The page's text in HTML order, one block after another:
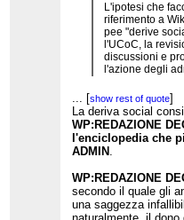
L'ipotesi che
riferimento a
pee "derive
l'UCoC, la
discussioni e
l'azione degli
invece di
la "deriva
[show rest of quote]
La deriva social
WP:REDAZIONE
l'enciclopedia che
ADMIN
WP:REDAZIONE
secondo il quale gli
una saggezza